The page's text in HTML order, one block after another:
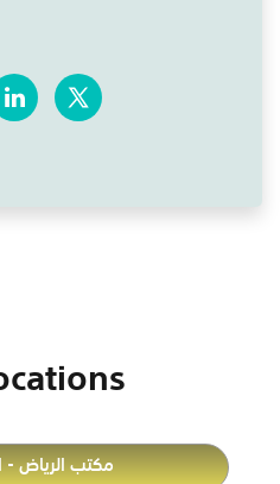
مكتب الرياض -